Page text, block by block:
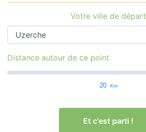
Votre ville de départ
Distance autour de ce point
20 Km
Et c'est parti !